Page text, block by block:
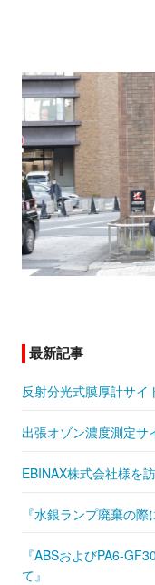
最新記事
反射分光式膜厚計サイ
出張オゾン濃度測定サ
EBINAX株式会社様を
『水銀ランプ廃棄の
『ABSおよびPA6-
て』